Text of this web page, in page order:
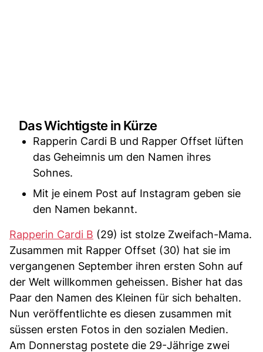
Das Wichtigste in Kürze
Rapperin Cardi B und Rapper Offset lüften
das Geheimnis um den Namen ihres
Sohnes.
Mit je einem Post auf Instagram geben sie
den Namen bekannt.
Rapperin Cardi B (29) ist stolze Zweifach-Mama.
Zusammen mit Rapper Offset (30) hat sie im
vergangenen September ihren ersten Sohn auf
der Welt willkommen geheissen. Bisher hat das
Paar den Namen des Kleinen für sich behalten.
Nun veröffentlichte es diesen zusammen mit
süssen ersten Fotos in den sozialen Medien.
Am Donnerstag postete die 29-Jährige zwei